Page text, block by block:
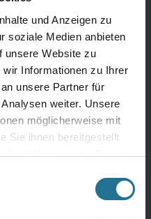
und Anzeigen zu
soziale Medien anbieten
unsere Website zu
Informationen zu Ihrer
unsere Partner für
weiter. Unsere
möglicherweise mit
Sie ihnen bereitgestellt
Ihrer Nutzung der Dienste